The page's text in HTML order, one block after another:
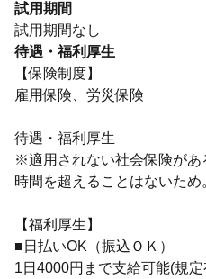
試用期間
試用期間なし
待遇・福利厚生
【保険制度】
雇用保険、労災保険
待遇・福利厚生
※適用されない社会保険があ
時間を超えることはないため
【福利厚生】
■日払いOK（振込ＯＫ）
1日4000円まで支給可能(規定